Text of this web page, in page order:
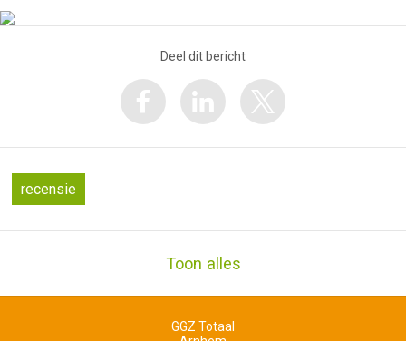
Deel dit bericht
recensie
Toon alles
GGZ Totaal